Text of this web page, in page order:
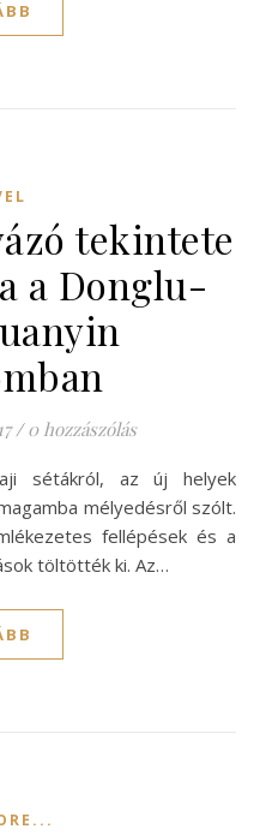
tekintete
a Donglu-
/ 0 hozzászólás
mélyedésről szólt.
fellépések és a
töltötték ki. Az…